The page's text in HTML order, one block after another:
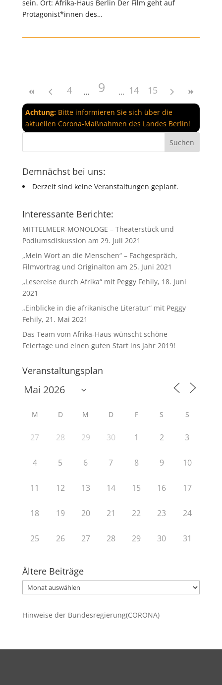
sein. Ort: Afrika-Haus Berlin Der Film geht auf
Protagonist*innen des…
4 9 14 15
Achtung:Bitte informieren Sie sich über die
aktuellen Corona-Maßnahmen des Landes Berlin!
Demnächst bei uns:
Derzeit sind keine Veranstaltungen geplant.
Interessante Berichte:
MITTELMEER-MONOLOGE – Theaterstück und
Podiumsdiskussion am 29. Juli 2021
„Mein Wort an die Menschen“ – Fachgespräch,
Filmvortrag und Originalton am 25. Juni 2021
„Lesereise durch Afrika“ mit Peggy Fehily, 18. Juni
2021
„Einblicke in die afrikanische Literatur“ mit Peggy
Fehily, 21. Mai 2021
Das Team vom Afrika-Haus wünscht schöne
Feiertage und einen guten Start ins Jahr 2019!
Veranstaltungsplan
M D M D F S S
27 28 29 30 1 2 3
4 5 6 7 8 9 10
11 12 13 14 15 16 17
18 19 20 21 22 23 24
25 26 27 28 29 30 31
Ältere Beiträge
Ältere
Beiträge
Hinweise der Bundesregierung(CORONA)